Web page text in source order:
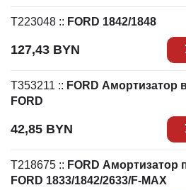
T223048 :: FORD 1842/1848
127,43 BYN
T353211 :: FORD Амортизатор
FORD
42,85 BYN
T218675 :: FORD Амортизатор
FORD 1833/1842/2633/F-MAX